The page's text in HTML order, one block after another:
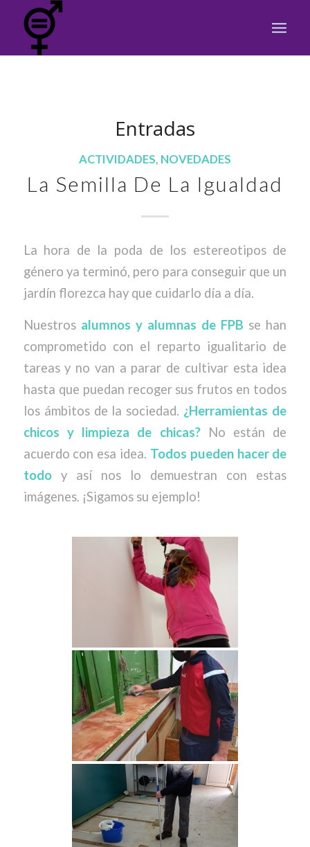
Entradas
ACTIVIDADES, NOVEDADES
La Semilla De La Igualdad
La hora de la poda de los estereotipos de
género ya terminó, pero para conseguir que un
jardín florezca hay que cuidarlo día a día.
Nuestros alumnos y alumnas de FPB se han
comprometido con el reparto igualitario de
tareas y no van a parar de cultivar esta idea
hasta que puedan recoger sus frutos en todos
los ámbitos de la sociedad. ¿Herramientas de
chicos y limpieza de chicas?No están de
acuerdo con esa idea. Todos pueden hacer de
todoy así nos lo demuestran con estas
imágenes. ¡Sigamos su ejemplo!